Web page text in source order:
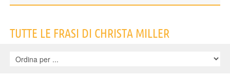
TUTTE LE FRASI DI CHRISTA MILLER